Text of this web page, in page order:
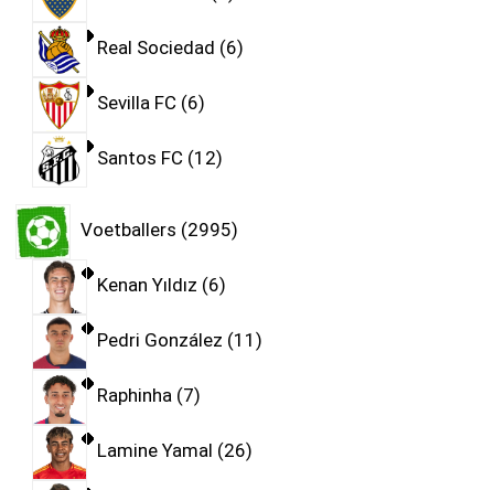
Real Sociedad 6
Sevilla FC 6
Santos FC 12
Voetballers 2995
Kenan Yıldız 6
Pedri González 11
Raphinha 7
Lamine Yamal 26